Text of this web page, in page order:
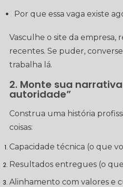
Por que essa vaga existe
Vasculhe o site da empresa,
recentes. Se puder,
trabalha lá.
2. Monte sua
autoridade”
Construa uma história
coisas:
Capacidade técnica (o que
Resultados entregues (o
Alinhamento com valores e